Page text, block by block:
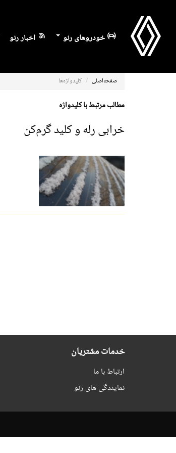
خودروهای رنو اخبار رنو
صفحه‌اصلی کلیدواژه‌ها
مطالب مرتبط با کلیدواژه
خرابی رله و کلید گرم‌کن
خدمات مشتریان
ارتباط با ما
نمایندگی های رنو